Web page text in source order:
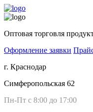
Оптовая торговля
Оформление заявки
г. Краснодар
Симферопольская 62
Пн-Пт с 8:00 до 17:00